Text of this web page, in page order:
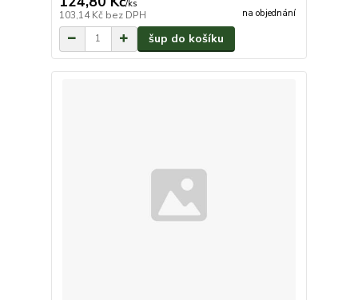
/ks
103,14 Kč bez DPH na objednání
šup do košíku